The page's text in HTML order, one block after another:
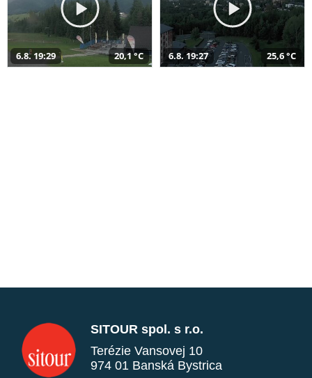
6.8. 19:29 20,1 °C 6.8. 19:27 25,6 °C
SITOUR spol. s r.o.
Terézie Vansovej 10
974 01 Banská Bystrica